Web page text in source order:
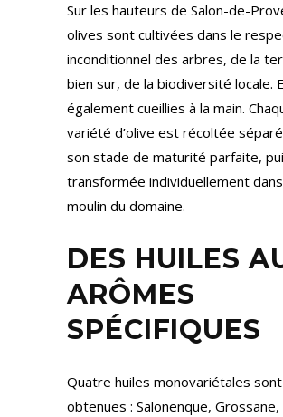
Sur les hauteurs de Salon-de-
olives sont cultivées dans le
inconditionnel des arbres, de la
bien sur, de la biodiversité locale.
également cueillies à la main.
variété d’olive est récoltée
son stade de maturité parfaite,
transformée individuellement
moulin du domaine.
DES HUILES
ARÔMES
SPÉCIFIQUES
Quatre huiles monovariétales sont
obtenues : Salonenque, Grossane,